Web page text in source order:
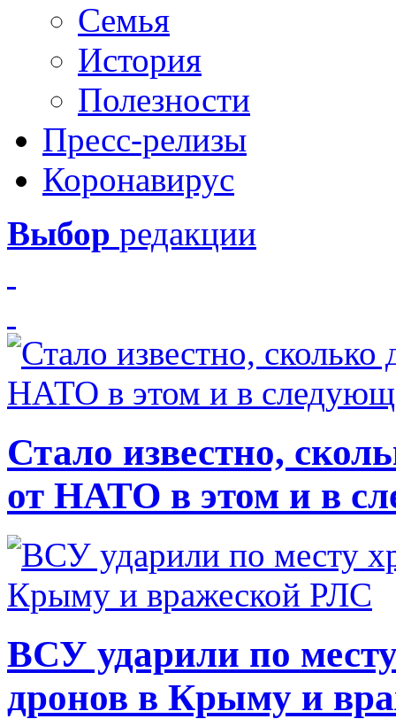
Семья
История
Полезности
Пресс-релизы
Коронавирус
Выбор редакции
Стало известно,
от НАТО в этом и в
ВСУ ударили по
дронов в Крыму и